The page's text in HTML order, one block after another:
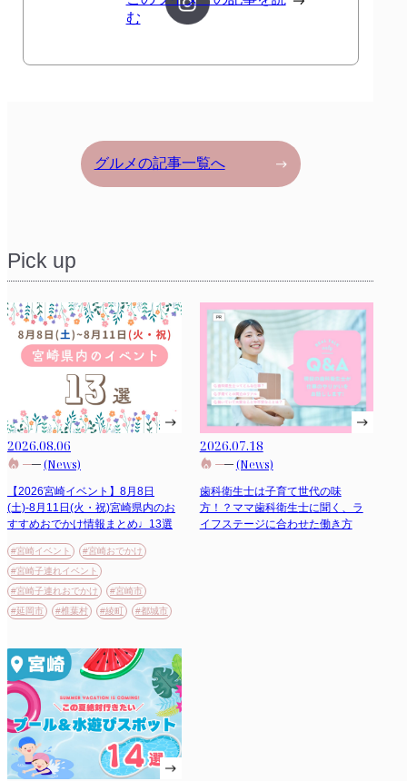
む
グルメの記事一覧へ
Pick up
2026.08.06
(News)
【2026宮崎イベント】8月8日
(土)-8月11日(火・祝)宮崎県内のお
すすめおでかけ情報まとめ♩13選
#宮崎イベント
#宮崎おでかけ
#宮崎子連れイベント
#宮崎子連れおでかけ
#宮崎市
#延岡市
#椎葉村 #綾町 #都城市
2026.07.18
(News)
歯科衛生士は子育て世代の味
方！？ママ歯科衛生士に聞く、ラ
イフステージに合わせた働き方